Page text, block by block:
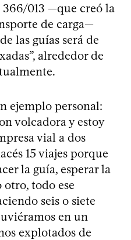
013 —que creó la
de carga—
las guías será de
alrededor de
ejemplo personal:
volcadora y estoy
vial a dos
15 viajes porque
la guía, esperar la
todo ese
seis o siete
en un
explotados de